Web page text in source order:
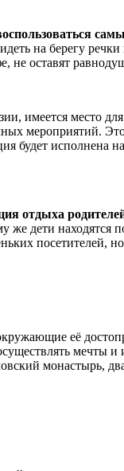
на берегу
не оставят
имеется место
мероприятий.
будет исполнена
отдыха
же дети
посетителей,
её
мечты
монастырь,